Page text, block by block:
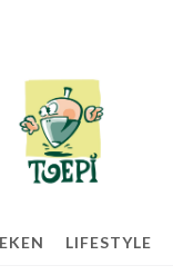
LIFESTYLE